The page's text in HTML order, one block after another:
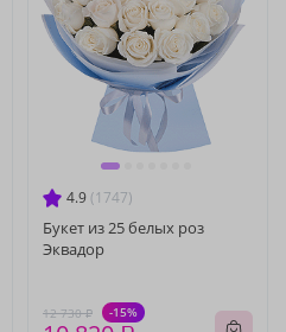
4.9 (1747)
Букет из 25 белых роз
Эквадор
12 730 ₽ -15%